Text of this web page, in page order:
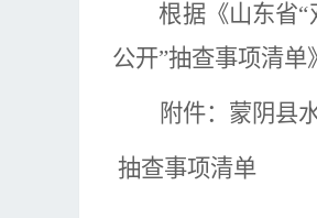
根据《山东省“
公开”抽查事项清单》
附件： 蒙阴县
抽查事项清单